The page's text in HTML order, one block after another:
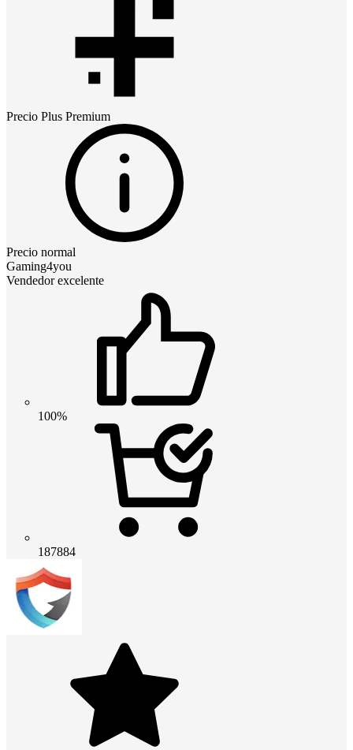
Precio Plus Premium
Precio normal
Gaming4you
Vendedor excelente
100%
187884